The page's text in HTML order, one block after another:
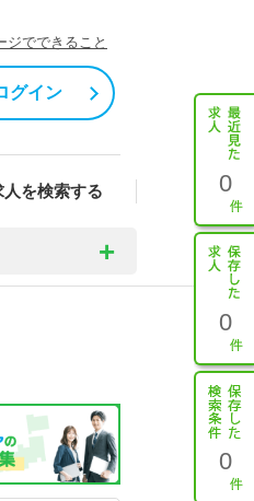
ジでできること
グイン
人を検索する 0
0
0